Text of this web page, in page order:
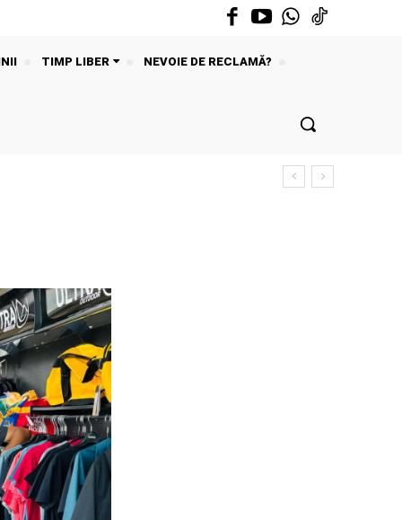
TIMP LIBER
NEVOIE DE RECLAMĂ?